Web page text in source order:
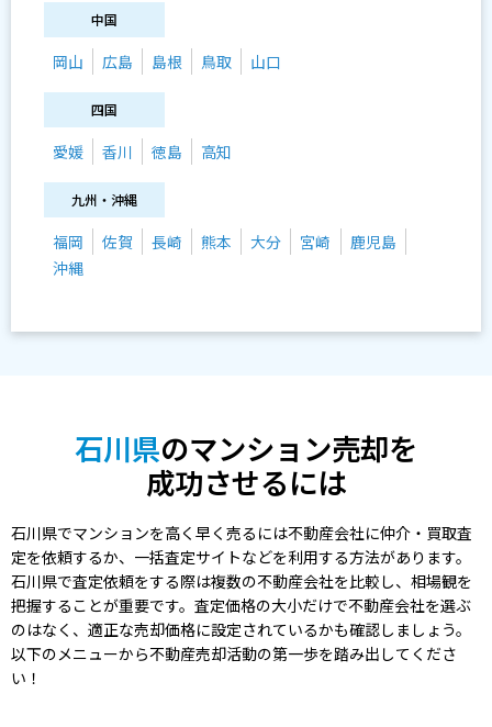
中国
岡山 広島 島根 鳥取 山口
四国
愛媛 香川 徳島 高知
九州・沖縄
福岡 佐賀 長崎 熊本 大分 宮崎
鹿児島
沖縄
石川県のマンション売却を
成功させるには
石川県でマンションを高く早く売るには不動産会社に仲介・買取査
定を依頼するか、一括査定サイトなどを利用する方法があります。
石川県で査定依頼をする際は複数の不動産会社を比較し、相場観を
把握することが重要です。査定価格の大小だけで不動産会社を選ぶ
のはなく、適正な売却価格に設定されているかも確認しましょう。
以下のメニューから不動産売却活動の第一歩を踏み出してくださ
い！